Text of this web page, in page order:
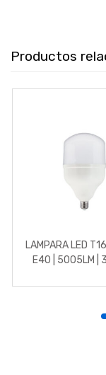
Productos
LAMPARA LED
E40 | 5005LM |